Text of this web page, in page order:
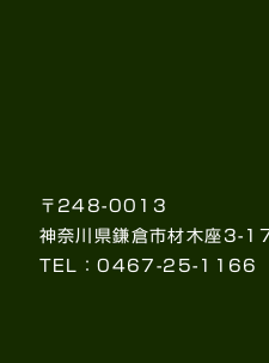
〒248-0013
神奈川県鎌倉市材木座3-
TEL：0467-25-1166